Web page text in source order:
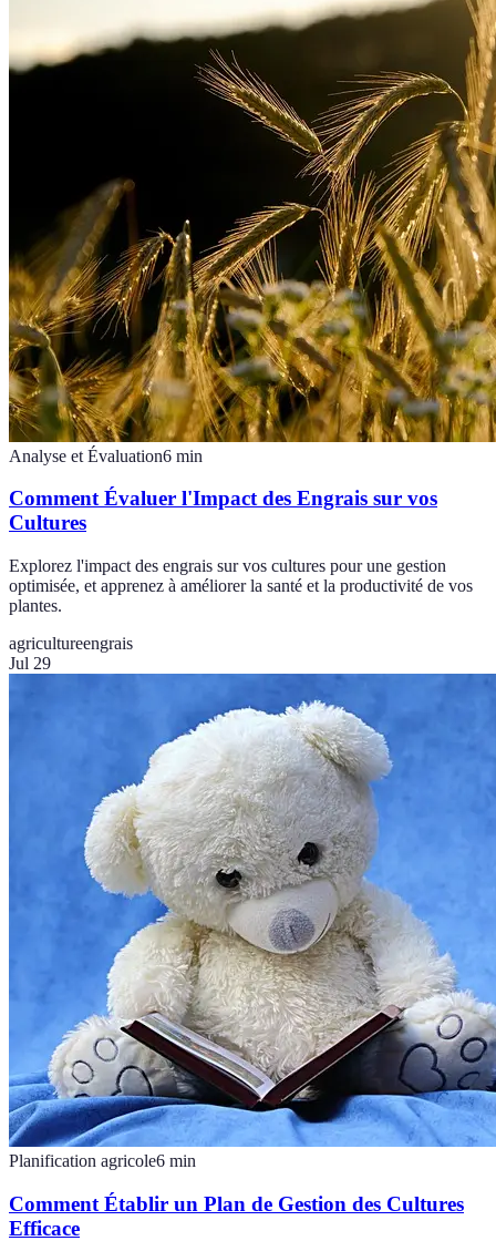
Analyse et Évaluation6 min
Comment Évaluer l'Impact des Engrais sur vos
Cultures
Explorez l'impact des engrais sur vos cultures pour une gestion
optimisée, et apprenez à améliorer la santé et la productivité de vos
plantes.
agricultureengrais
Jul 29
Planification agricole6 min
Comment Établir un Plan de Gestion des Cultures
Efficace